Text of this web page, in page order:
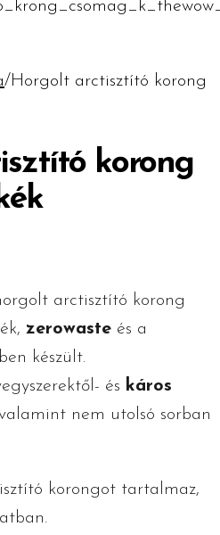
/Horgolt arctisztító korong
korong
arctisztító korong
zerowaste és a
készült.
és káros
nem utolsó sorban
korongot tartalmaz,